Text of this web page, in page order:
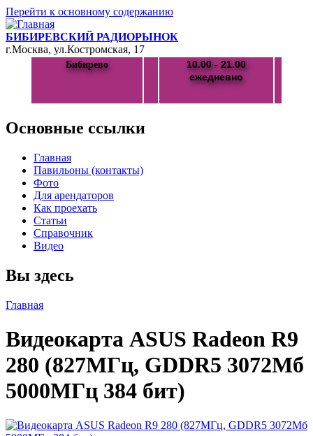
Перейти к основному содержанию
БИБИРЕВСКИЙ РАДИОРЫНОК
г.Москва, ул.Костромская, 17
Бибирево
10.00 - 21.00
ежедневно
Основные ссылки
Главная
Павильоны (контакты)
Фото
Для арендаторов
Как проехать
Статьи
Справочник
Видео
Вы здесь
Главная
Видеокарта ASUS Radeon R9
280 (827МГц, GDDR5 3072Мб
5000МГц 384 бит)